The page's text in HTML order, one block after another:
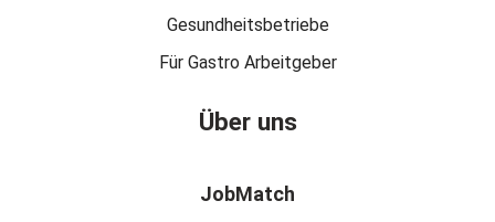
Gesundheitsbetriebe
Für Gastro Arbeitgeber
Über uns
JobMatch